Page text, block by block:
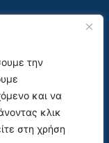
την
και να
κλικ
στη χρήση
ιστοτόπου